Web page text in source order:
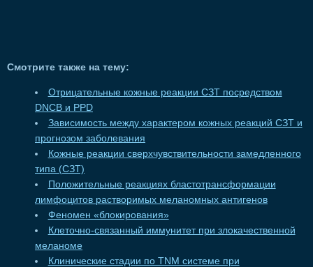
Смотрите также на тему:
Отрицательные кожные реакции СЗТ посредством
DNCB и PPD
Зависимость между характером кожных реакций СЗТ и
прогнозом заболевания
Кожные реакции сверхчувствительности замедленного
типа (СЗТ)
Положительные реакциях бластотрансформации
лимфоцитов растворимых меланомных антигенов
Феномен «блокирования»
Клеточно-связанный иммунитет при злокачественной
меланоме
Клинические стадии по TNM системе при